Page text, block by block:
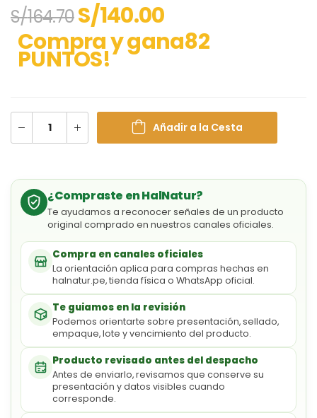
S/164.70S/140.00
Compra y gana82
PUNTOS!
Añadir a la Cesta
¿Compraste en HalNatur?
Te ayudamos a reconocer señales de un producto
original comprado en nuestros canales oficiales.
Compra en canales oficiales
La orientación aplica para compras hechas en
halnatur.pe, tienda física o WhatsApp oficial.
Te guiamos en la revisión
Podemos orientarte sobre presentación, sellado,
empaque, lote y vencimiento del producto.
Producto revisado antes del despacho
Antes de enviarlo, revisamos que conserve su
presentación y datos visibles cuando
corresponde.